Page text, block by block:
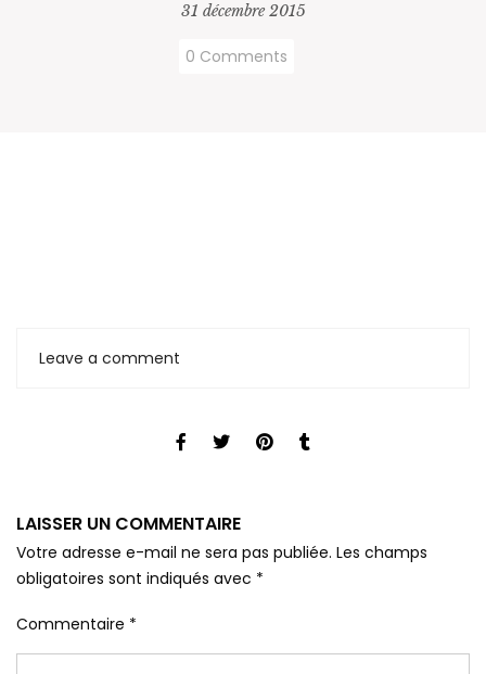
31 décembre 2015
0 Comments
Leave a comment
LAISSER UN COMMENTAIRE
Votre adresse e-mail ne sera pas publiée. Les champs
obligatoires sont indiqués avec *
Commentaire *